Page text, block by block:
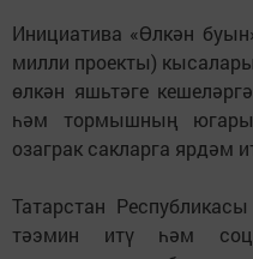
Инициатива «Өлкән
милли проекты)
өлкән яшьтәге
һәм тормышның
озаграк сакларга ярдәм
Татарстан
тәэмин итү һәм